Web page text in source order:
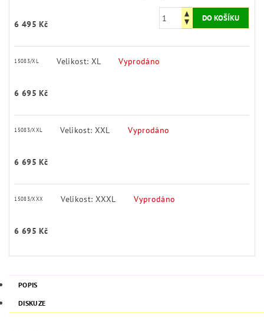
6 495 Kč
15083/XL Velikost: XL Vyprodáno
6 695 Kč
15083/XXL Velikost: XXL Vyprodáno
6 695 Kč
15083/XXX Velikost: XXXL Vyprodáno
6 695 Kč
POPIS
DISKUZE